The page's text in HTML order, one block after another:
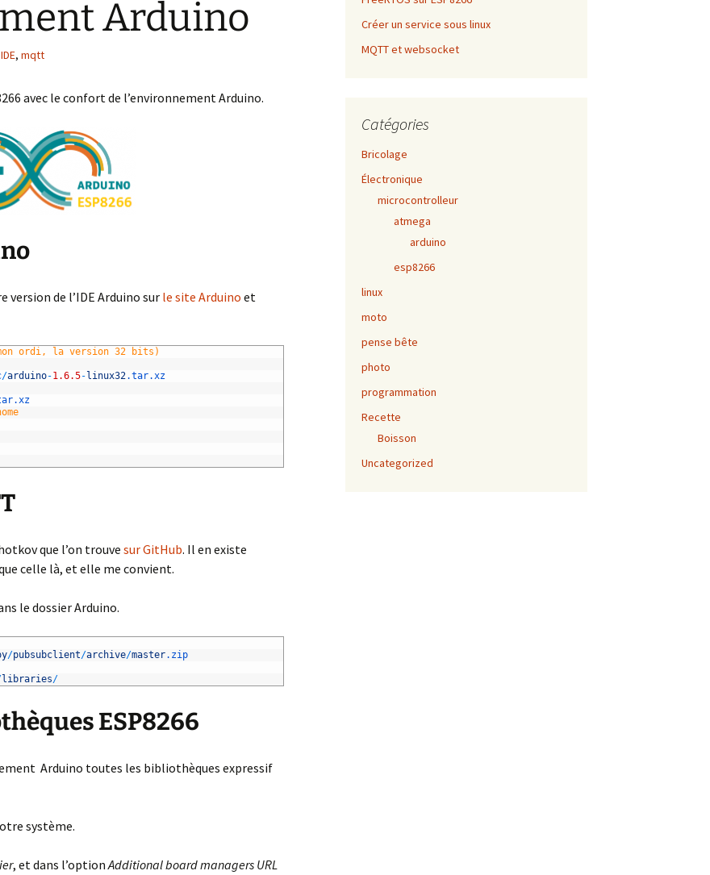
Arduino
, mqtt
avec le confort de l’environnement Arduino.
de l’IDE Arduino sur le site Arduino et
ordi, la version 32 bits)
/arduino-1.6.5- linux32.tar.xz
.xz
que l’on trouve sur GitHub. Il en existe
celle là, et elle me convient.
le dossier Arduino.
/pubsubclient/archive/master.zip
libraries/
ESP8266
Arduino toutes les bibliothèques expressif
système.
, et dans l’optionAdditional board managers URL
Créer un service sous linux
MQTT et websocket
Catégories
Bricolage
Électronique
microcontrolleur
atmega
arduino
esp8266
linux
moto
pense bête
photo
programmation
Recette
Boisson
Uncategorized